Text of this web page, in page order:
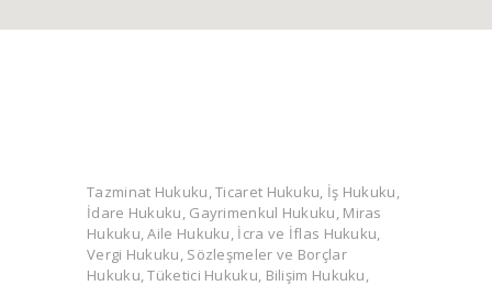
Tazminat Hukuku, Ticaret Hukuku, İş Hukuku,
İdare Hukuku, Gayrimenkul Hukuku, Miras
Hukuku, Aile Hukuku, İcra ve İflas Hukuku,
Vergi Hukuku, Sözleşmeler ve Borçlar
Hukuku, Tüketici Hukuku, Bilişim Hukuku,